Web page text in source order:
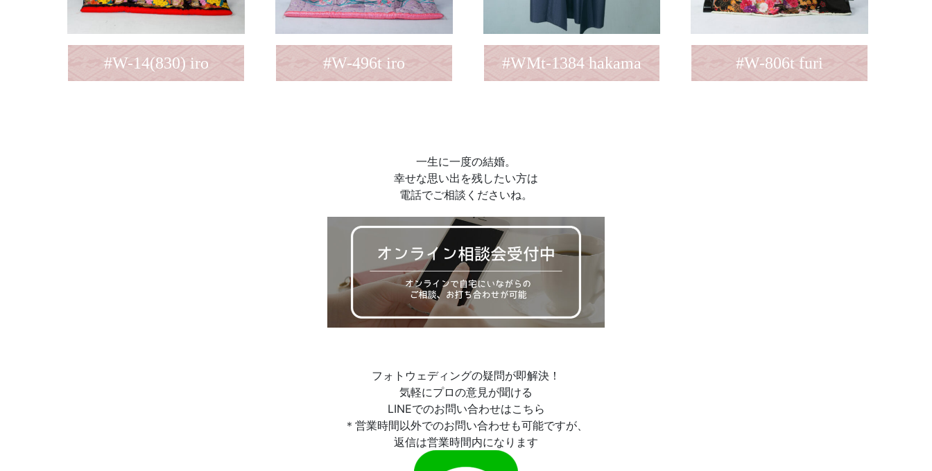
#W-14(830) iro #W-496t iro #WMt-1384 hakama #W-806t furi
一生に一度の結婚。
幸せな思い出を残したい方は
電話でご相談くださいね。
フォトウェディングの疑問が即解決！
気軽にプロの意見が聞ける
LINEでのお問い合わせはこちら
＊営業時間以外でのお問い合わせも可能ですが、
返信は営業時間内になります